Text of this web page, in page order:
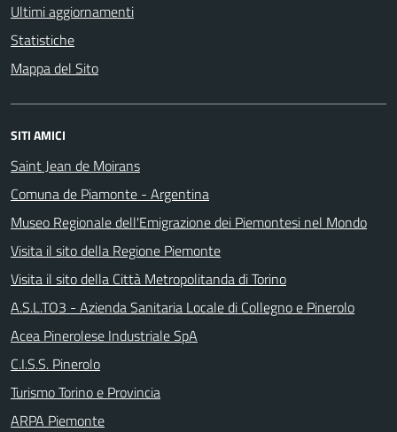
Ultimi aggiornamenti
Statistiche
Mappa del Sito
SITI AMICI
Saint Jean de Moirans
Comuna de Piamonte - Argentina
Museo Regionale dell'Emigrazione dei Piemontesi nel Mondo
Visita il sito della Regione Piemonte
Visita il sito della Città Metropolitanda di Torino
A.S.L.TO3 - Azienda Sanitaria Locale di Collegno e Pinerolo
Acea Pinerolese Industriale SpA
C.I.S.S. Pinerolo
Turismo Torino e Provincia
ARPA Piemonte